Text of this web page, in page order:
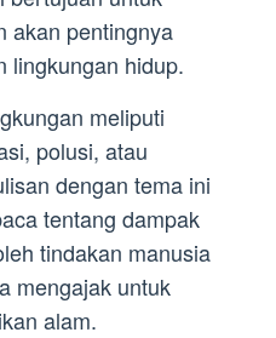
akan pentingnya
lingkungan hidup.
meliputi
polusi, atau
dengan tema ini
tentang dampak
tindakan manusia
mengajak untuk
alam.